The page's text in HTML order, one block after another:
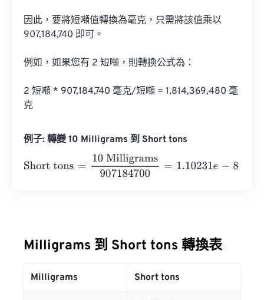
因此，要將短噸值轉換為毫克，只需將該值乘以
907,184,740 即可。
例如，如果您有 2 短噸，則轉換公式為：
2 短噸 * 907,184,740 毫克/短噸 = 1,814,369,480 毫
克
例子: 轉變 10 Milligrams 到 Short tons
Short tons
10 Milligrams907184700= 1.10231 Short
Milligrams 到 Short tons 轉換表
Milligrams Short tons